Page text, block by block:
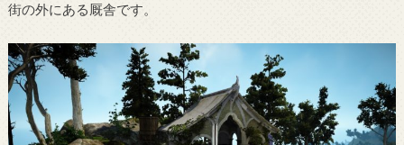
街の外にある厩舎です。